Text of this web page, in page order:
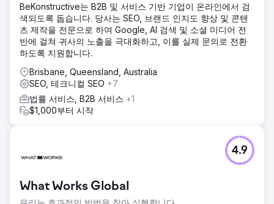
기에는 다음이 포함되었습니다. 기술 감사: 검색 의도에 맞춰
사이트 전체 메타데이터 및 아키텍처를 수정했습니다. 틈새 콘
텐츠 허브: 롱테일 트래픽을 확보하기 위해 특정 토요타 모델
(예: 랜드크루저, 하일럭스) 전용 페이지를 구축했습니다. 리타
게팅 루프: 복잡한 업그레이드를 검색하는 방문자를 다시 유치
하기 위한 자동화 캠페인을 구현했습니다.
결과
오프라인에서의 영향력을 온라인에서의 지배력으로 성공적으
로 전환하여 유기적 영향력을 두 배로 확대했습니다. 유기적
치 "도요타 퍼포먼스" 키워드에 대한 가시성이 1위를 차지했습
니다.
에이전시 페이지로 이동
BeKonstructive는 B2B 및 서비스 기반 기업이 온라인에서 검
색되도록 돕습니다. 당사는 SEO, 브랜드 인지도 향상 및 콘텐
츠 제작을 전문으로 하여 Google, AI 검색 및 소셜 미디어 전
반에 걸쳐 귀사의 노출을 극대화하고, 이를 실제 문의로 전환
하도록 지원합니다.
Brisbane, Queensland, Australia
SEO, 테크니컬 SEO +7
법률 서비스, B2B 서비스 +1
$1,000부터 시작
What Works Global
4.9